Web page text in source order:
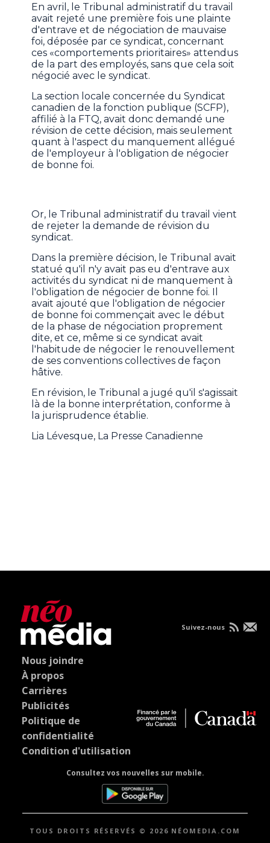
En avril, le Tribunal administratif du travail
avait rejeté une première fois une plainte
d'entrave et de négociation de mauvaise
foi, déposée par ce syndicat, concernant
ces «comportements prioritaires» attendus
de la part des employés, sans que cela soit
négocié avec le syndicat.
La section locale concernée du Syndicat
canadien de la fonction publique (SCFP),
affilié à la FTQ, avait donc demandé une
révision de cette décision, mais seulement
quant à l'aspect du manquement allégué
de l'employeur à l'obligation de négocier
de bonne foi.
Or, le Tribunal administratif du travail vient
de rejeter la demande de révision du
syndicat.
Dans la première décision, le Tribunal avait
statué qu'il n'y avait pas eu d'entrave aux
activités du syndicat ni de manquement à
l'obligation de négocier de bonne foi. Il
avait ajouté que l'obligation de négocier
de bonne foi commençait avec le début
de la phase de négociation proprement
dite, et ce, même si ce syndicat avait
l'habitude de négocier le renouvellement
de ses conventions collectives de façon
hâtive.
En révision, le Tribunal a jugé qu'il s'agissait
là de la bonne interprétation, conforme à
la jurisprudence établie.
Lia Lévesque, La Presse Canadienne
Nous joindre
À propos
Carrières
Publicités
Politique de
confidentialité
Condition d'utilisation
Consultez vos nouvelles sur mobile.
Suivez-nous
TOUS DROITS RÉSERVÉS © 2026 NÉOMEDIA.COM